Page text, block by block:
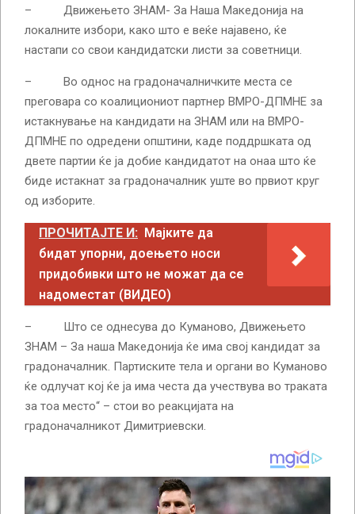
– Движењето ЗНАМ- За Наша Македонија на
локалните избори, како што е веќе најавено, ќе
настапи со свои кандидатски листи за советници.
– Во однос на градоначалничките места се
преговара со коалициониот партнер ВМРО-ДПМНЕ за
истакнување на кандидати на ЗНАМ или на ВМРО-
ДПМНЕ по одредени општини, каде поддршката од
двете партии ќе ја добие кандидатот на онаа што ќе
биде истакнат за градоначалник уште во првиот круг
од изборите.
ПРОЧИТАЈТЕ И:
Мајките да
бидат упорни, доењето носи
придобивки што не можат да се
надоместат (ВИДЕО)
– Што се однесува до Куманово, Движењето
ЗНАМ – За наша Македонија ќе има свој кандидат за
градоначалник. Партиските тела и органи во Куманово
ќе одлучат кој ќе ја има честа да учествува во траката
за тоа место“ – стои во реакцијата на
градоначалникот Димитриевски.